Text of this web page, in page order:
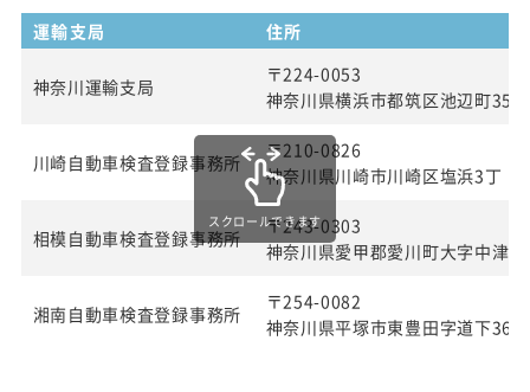
運輸支局 住所
神奈川運輸支局
〒224-0053
神奈川県横浜市都筑区池辺町
川崎自動車検査登録事務所
〒210-0826
神奈川県川崎市川崎区塩浜3丁
相模自動車検査登録事務所
〒243-0303
神奈川県愛甲郡愛川町大字中津
湘南自動車検査登録事務所
〒254-0082
神奈川県平塚市東豊田字道下369
スクロールできます